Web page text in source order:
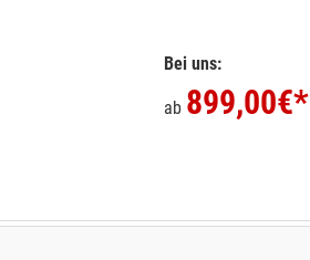
Bei uns:
ab 899,00€*